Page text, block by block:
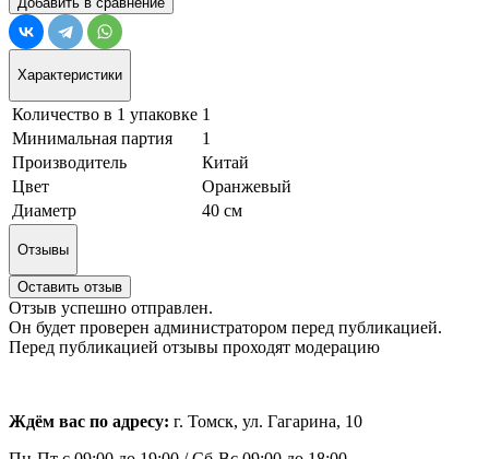
Характеристики
Количество в 1 упаковке 1
Минимальная партия
1
Производитель
Китай
Цвет
Оранжевый
Диаметр
40 см
Отзывы
Оставить отзыв
Отзыв успешно отправлен.
Он будет проверен администратором перед публикацией.
Перед публикацией отзывы проходят модерацию
Ждём вас по адресу: г. Томск, ул. Гагарина, 10